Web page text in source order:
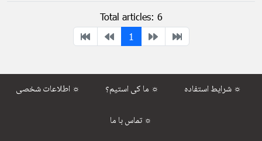
Total articles: 6
1
اطلاعات شخصی ☼ ما کی استیم؟ ☼ شرایط استفاده ☼
تماس با ما ☼